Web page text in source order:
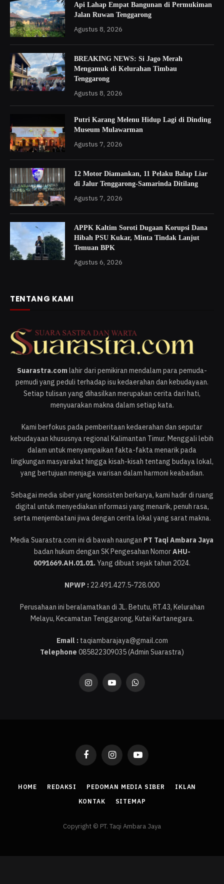
Api Lahap Empat Bangunan di Permukiman
Jalan Ruwan Tenggarong
Agustus 8, 2026
BREAKING NEWS: Si Jago Merah
Mengamuk di Kelurahan Timbau
Tenggarong
Agustus 8, 2026
Putri Karang Melenu Hidup Lagi di Dinding
Museum Mulawarman
Agustus 7, 2026
12 Motor Diamankan, 11 Pelaku Balap Liar
di Jalur Tenggarong-Samarinda Ditilang
Agustus 7, 2026
APPK Kaltim Soroti Dugaan Korupsi Dana
Hibah PSU Kukar, Minta Tindak Lanjut
Temuan BPK
Agustus 6, 2026
TENTANG KAMI
Suarastra.comlahir dari pemikiran mendalam para pemuda-
pemudi yang peduli terhadap isu kedaerahan dan kebudayaan.
Setiap tulisan yang dihasilkan merupakan cerita dari hati,
menyuarakan makna dalam setiap kata.
Kami berfokus pada pemberitaan kedaerahan dan seputar
kebudayaan khususnya regional Kalimantan Timur. Menggali lebih
dalam untuk menyampaikan fakta-fakta menarik pada
lingkungan masyarakat hingga kisah-kisah tentang budaya lokal,
yang bertujuan menjaga warisan dalam harmoni keabadian.
Sebagai media siber yang konsisten berkarya, kami hadir di ruang
digital untuk menyediakan informasi yang menarik, penuh rasa,
serta menjembatani jiwa dengan cerita lokal yang sarat makna.
Media Suarastra.com ini di bawah naungan PT Taqi Ambara Jaya
badan hukum dengan SK Pengesahan NomorAHU-
0091669.AH.01.01.Yang dibuat sejak tahun 2024.
NPWP : 22.491.427.5-728.000
Perusahaan ini beralamatkan di JL. Betutu, RT.43, Kelurahan
Melayu, Kecamatan Tenggarong, Kutai Kartanegara.
Email :taqiambarajaya@gmail.com
Telephone 085822309035 (Admin Suarastra)
InstagramYouTubeWhatsApp
FacebookInstagramYouTube
HOME REDAKSI PEDOMAN MEDIA SIBER
IKLAN
KONTAK
SITEMAP
Copyright © PT. Taqi Ambara Jaya